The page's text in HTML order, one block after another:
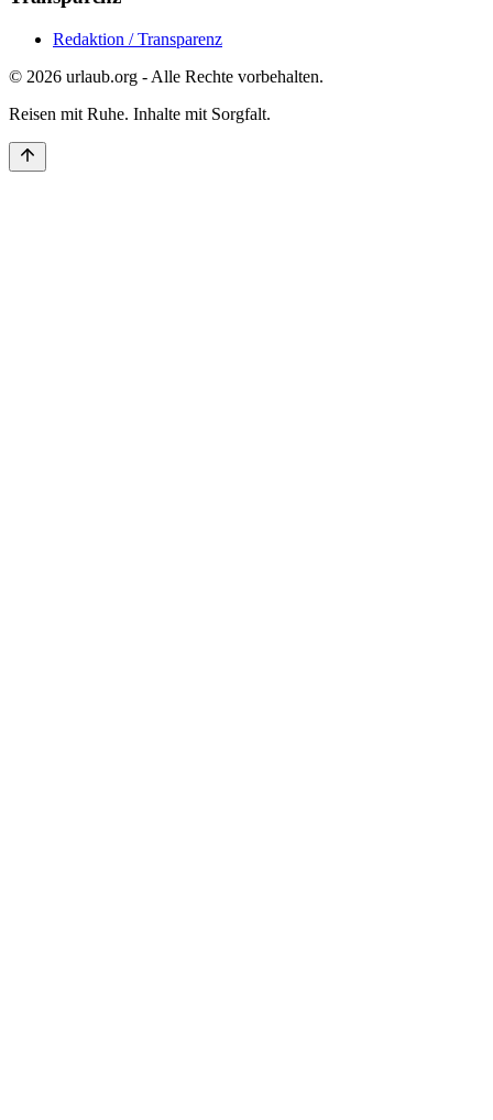
Redaktion / Transparenz
© 2026 urlaub.org - Alle Rechte vorbehalten.
Reisen mit Ruhe. Inhalte mit Sorgfalt.